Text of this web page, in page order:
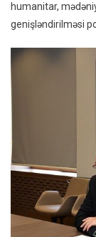
humanitar,
genişləndirilməsi